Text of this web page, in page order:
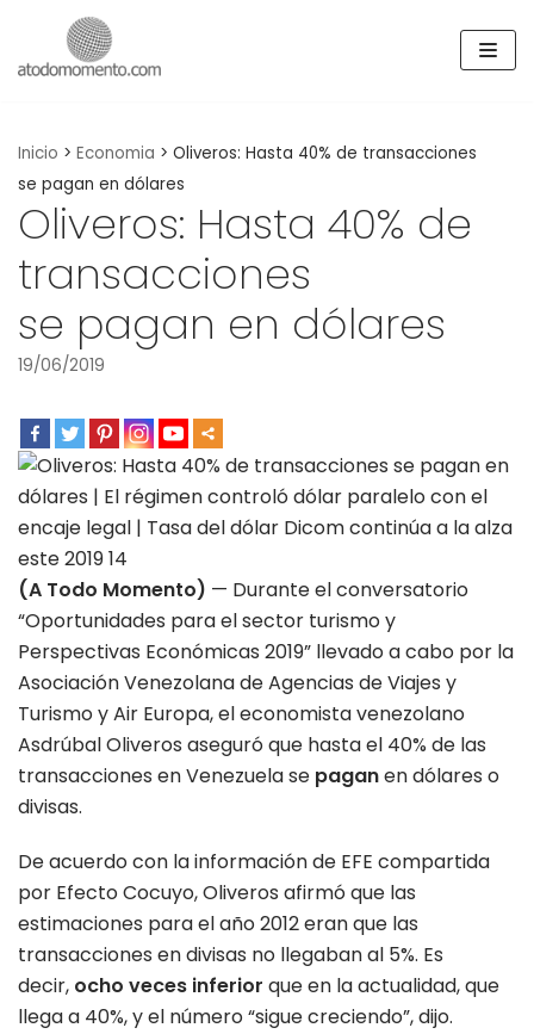
Skip
Inicio > Economia > Oliveros: Hasta 40% de transacciones
se pagan en dólares
Oliveros: Hasta 40% de
transacciones
se pagan en dólares
19/06/2019
(A Todo Momento) — Durante el conversatorio
“Oportunidades para el sector turismo y
Perspectivas Económicas 2019” llevado a cabo por la
Asociación Venezolana de Agencias de Viajes y
Turismo y Air Europa, el economista venezolano
Asdrúbal Oliveros aseguró que hasta el 40% de las
transacciones en Venezuela se paganen dólares o
divisas.
De acuerdo con la información de EFE compartida
por Efecto Cocuyo, Oliveros afirmó que las
estimaciones para el año 2012 eran que las
transacciones en divisas no llegaban al 5%. Es
decir, ocho veces inferior que en la actualidad, que
llega a 40%, y el número “sigue creciendo”, dijo.